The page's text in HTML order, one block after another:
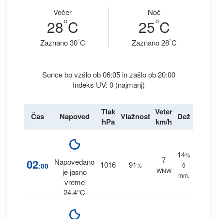
Večer
28°C
Zaznano 30°C
Noč
25°C
Zaznano 28°C
Sonce bo vzšlo ob 06:05 in zašlo ob 20:00
Indeks UV: 0 (najmanj)
Čas Napoved
Tlak
hPa Vlažnost Veter
km/h Dež
02:00
Napovedano
je jasno
vreme
24.4°C
1016 91%
7
WNW
14%
0
mm.